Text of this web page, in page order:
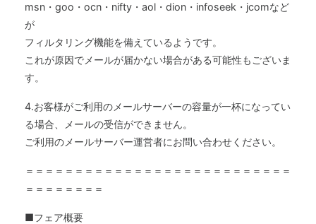
msn・goo・ocn・nifty・aol・dion・infoseek・jcomなど
が
フィルタリング機能を備えているようです。
これが原因でメールが届かない場合がある可能性もございま
す。
4.お客様がご利用のメールサーバーの容量が一杯になってい
る場合、メールの受信ができません。
ご利用のメールサーバー運営者にお問い合わせください。
＝＝＝＝＝＝＝＝＝＝＝＝＝＝＝＝＝＝＝＝＝＝＝＝＝＝＝
＝＝＝＝＝＝＝＝
■フェア概要